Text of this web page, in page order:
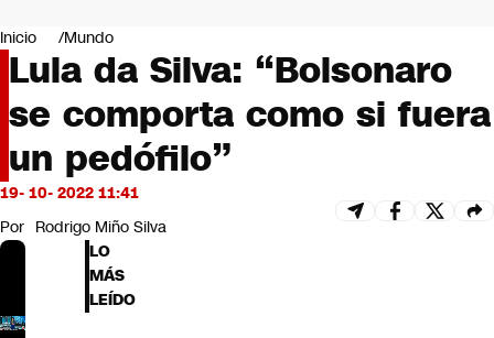
Negocios
Deportes
Programas completos
Cultura
Servicios
Bits
CNN Data
CNN tiempo
Futuro 360
Opinión
Inicio Mundo
Lula da Silva: “Bolsonaro
se comporta como si fuera
un pedófilo”
19- 10- 2022 11:41
Por Rodrigo Miño Silva
LO
MÁS
LEÍDO